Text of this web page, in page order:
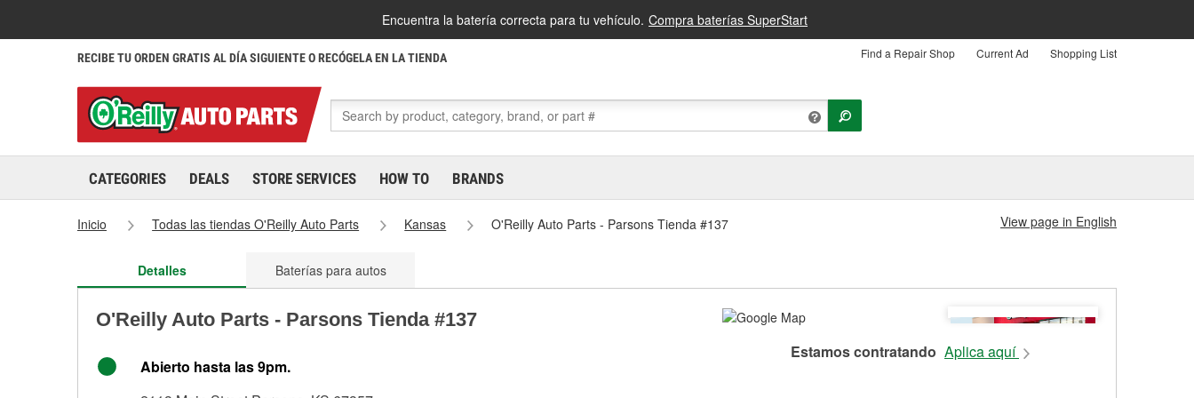
Encuentra la batería correcta para tu vehículo. Compra baterías SuperStart
RECIBE TU ORDEN GRATIS AL DÍA SIGUIENTE O RECÓGELA EN LA TIENDA Find a Repair Shop Current Ad Shopping List
CATEGORIES DEALS STORE SERVICES HOW TO BRANDS
Inicio Todas las tiendas O'Reilly Auto Parts Kansas O'Reilly Auto Parts - Parsons Tienda #137 View page in English
Detalles Baterías para autos
O'Reilly Auto Parts - Parsons Tienda #137
Abierto hasta las 9pm.
Estamos contratando Aplica aquí